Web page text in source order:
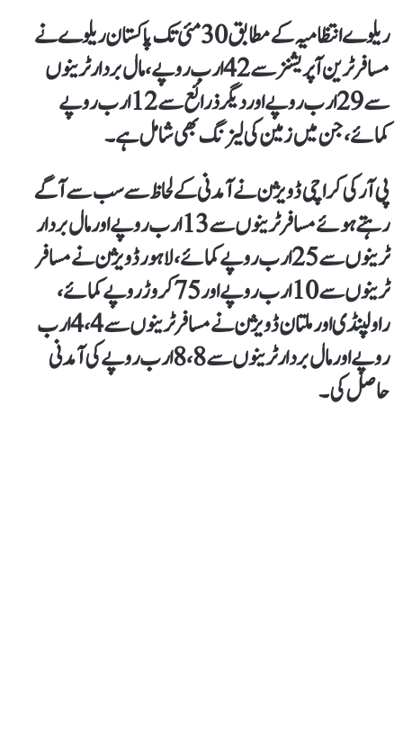
ریلوے انتظامیہ کے مطابق 30 مئی تک پاکستان ریلوے نے
مسافر ٹرین آپریشنز سے 42 ارب روپے، مال بردار ٹرینوں
سے 29 ارب روپے اور دیگر ذرائع سے 12 ارب روپے
کمائے، جن میں زمین کی لیزنگ بھی شامل ہے۔
پی آر کی کراچی ڈویژن نے آمدنی کے لحاظ سے سب سے آگے
رہتے ہوئے مسافر ٹرینوں سے 13 ارب روپے اور مال بردار
ٹرینوں سے 25 ارب روپے کمائے، لاہور ڈویژن نے مسافر
ٹرینوں سے 10 ارب روپے اور 75 کروڑ روپے کمائے،
راولپنڈی اور ملتان ڈویژن نے مسافر ٹرینوں سے 4، 4 ارب
روپے اور مال بردار ٹرینوں سے 8، 8 ارب روپے کی آمدنی
حاصل کی۔